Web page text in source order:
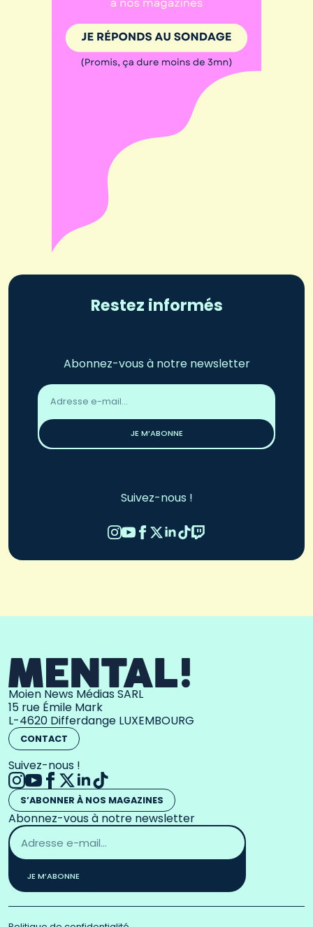
Restez informés
Abonnez-vous à notre newsletter
Adresse
email
JE M’ABONNE
Suivez-nous !
Moien News Médias SARL
15 rue Émile Mark
L-4620 Differdange LUXEMBOURG
CONTACT
Suivez-nous !
S’ABONNER À NOS MAGAZINES
Abonnez-vous à notre newsletter
Adresse
email
*
JE M’ABONNE